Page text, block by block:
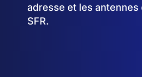
adresse et les antennes
SFR.